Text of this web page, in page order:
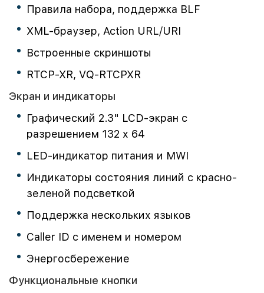
Правила набора, поддержка BLF
XML-браузер, Action URL/URI
Встроенные скриншоты
RTCP-XR, VQ-RTCPXR
Экран и индикаторы
Графический 2.3" LCD-экран с
разрешением 132 х 64
LED-индикатор питания и MWI
Индикаторы состояния линий с красно-
зеленой подсветкой
Поддержка нескольких языков
Caller ID с именем и номером
Энергосбережение
Функциональные кнопки